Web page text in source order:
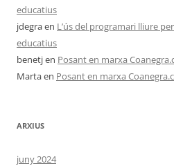
educatius
jdegraen L’ús del programari lliure
educatius
benetjen Posant en marxa
Martaen Posant en marxa
ARXIUS
juny 2024